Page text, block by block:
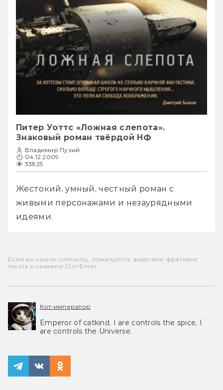
Питер Уоттс «Ложная слепота».
Знаковый роман твёрдой НФ
Владимир Пузий
04.12.2009
33825
Жестокий, умный, честный роман с
живыми персонажами и незаурядными
идеями.
Если вы нашли опечатку, пожалуйста, выделите фрагмент
текста и нажмите Ctrl+Enter.
Кот-император
Emperor of catkind. I are controls the spice, I
are controls the Universe.